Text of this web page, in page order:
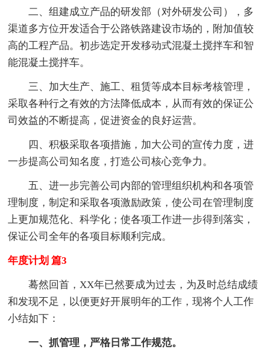
二、组建成立产品的研发部（对外研发公司），多
渠道多方位开发适合于公路铁路建设市场的，附加值较
高的工程产品。初步选定开发移动式混凝土搅拌车和智
能混凝土搅拌车。
三、加大生产、施工、租赁等成本目标考核管理，
采取各种行之有效的方法降低成本，从而有效的保证公
司效益的不断提高，促进资金的良好运营。
四、积极采取各项措施，加大公司的宣传力度，进
一步提高公司知名度，打造公司核心竞争力。
五、进一步完善公司内部的管理组织机构和各项管
理制度，制定和采取各项激励政策，使公司在管理制度
上更加规范化、科学化；使各项工作进一步得到落实，
保证公司全年的各项目标顺利完成。
年度计划 篇3
蓦然回首，XX年已然要成为过去，为及时总结成绩
和发现不足，以便更好开展明年的工作，现将个人工作
小结如下：
一、抓管理，严格日常工作规范。